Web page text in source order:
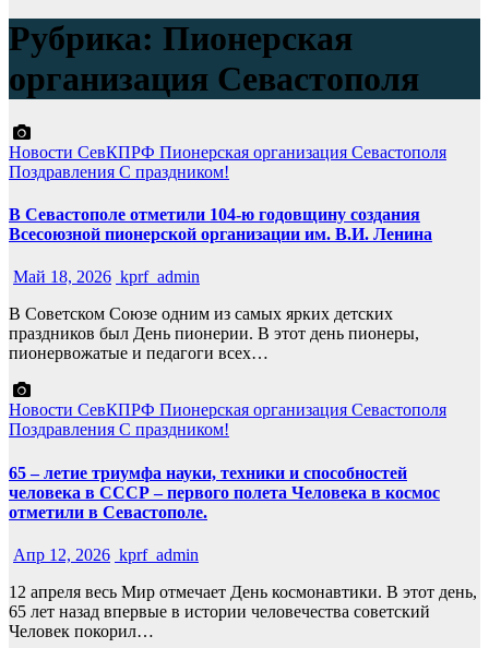
Рубрика: Пионерская
организация Севастополя
Новости СевКПРФ Пионерская организация Севастополя
Поздравления С праздником!
В Севастополе отметили 104-ю годовщину создания
Всесоюзной пионерской организации им. В.И. Ленина
Май 18, 2026 kprf_admin
В Советском Союзе одним из самых ярких детских
праздников был День пионерии. В этот день пионеры,
пионервожатые и педагоги всех…
Новости СевКПРФ Пионерская организация Севастополя
Поздравления С праздником!
65 – летие триумфа науки, техники и способностей
человека в СССР – первого полета Человека в космос
отметили в Севастополе.
Апр 12, 2026 kprf_admin
12 апреля весь Мир отмечает День космонавтики. В этот день,
65 лет назад впервые в истории человечества советский
Человек покорил…